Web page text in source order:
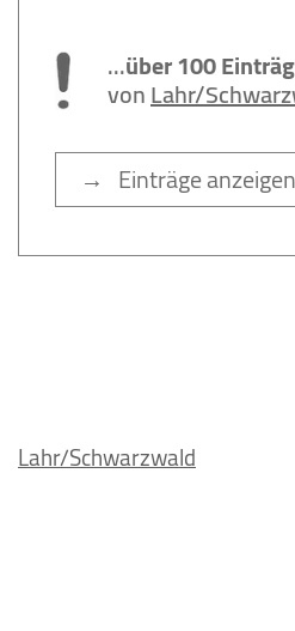
...über 100
vonLahr/
→ Einträge anzeigen
Lahr/Schwarzwald